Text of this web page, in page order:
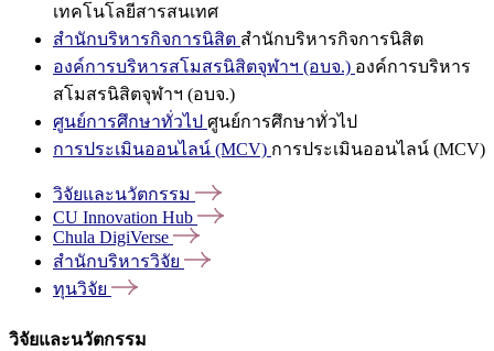
เทคโนโลยีสารสนเทศ
สำนักบริหารกิจการนิสิต สำนักบริหารกิจการนิสิต
องค์การบริหารสโมสรนิสิตจุฬาฯ (อบจ.) องค์การบริหาร
สโมสรนิสิตจุฬาฯ (อบจ.)
ศูนย์การศึกษาทั่วไป ศูนย์การศึกษาทั่วไป
การประเมินออนไลน์ (MCV) การประเมินออนไลน์ (MCV)
วิจัยและนวัตกรรม
CU Innovation Hub
Chula DigiVerse
สำนักบริหารวิจัย
ทุนวิจัย
วิจัยและนวัตกรรม